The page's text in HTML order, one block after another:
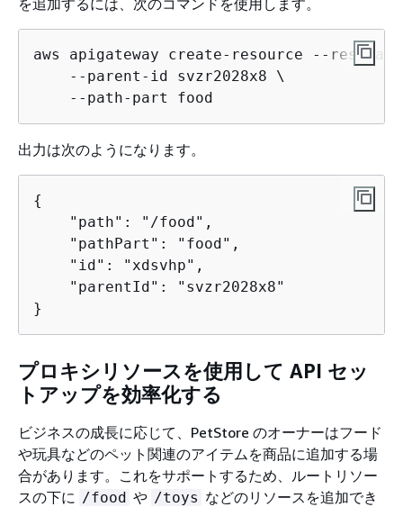
aws apigateway create-resource --rest-
    --parent-id svzr2028x8 \
    --path-part food
出力は次のようになります。
{
    "path": "/food",
    "pathPart": "food",
    "id": "xdsvhp",
    "parentId": "svzr2028x8"
}
プロキシリソースを使用して API セッ
トアップを効率化する
ビジネスの成長に応じて、PetStore のオーナーはフード
や玩具などのペット関連のアイテムを商品に追加する場
合があります。これをサポートするため、ルートリソー
スの下に /food や /toys などのリソースを追加でき